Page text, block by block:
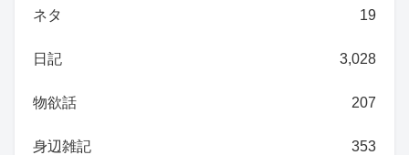
ネタ 19
日記 3,028
物欲話 207
身辺雑記 353